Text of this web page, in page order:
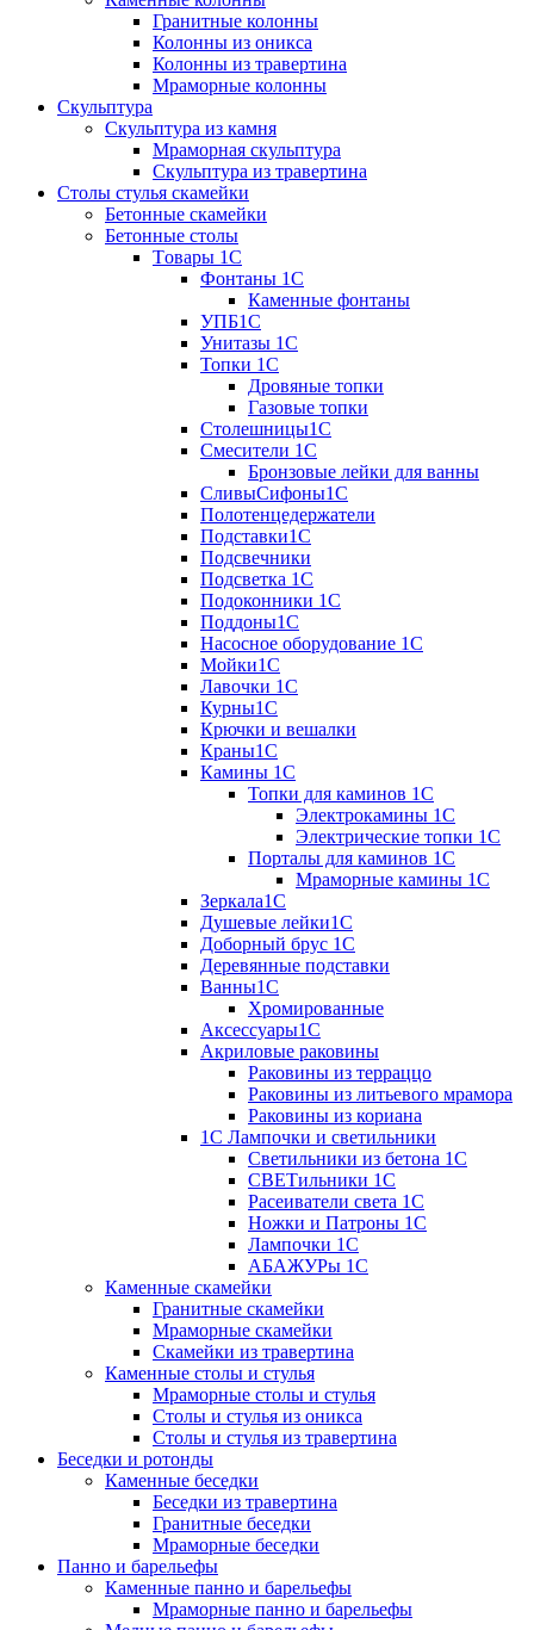
Гранитные колонны
Колонны из оникса
Колонны из травертина
Мраморные колонны
Скульптура
Скульптура из камня
Мраморная скульптура
Скульптура из травертина
Столы стулья скамейки
Бетонные скамейки
Бетонные столы
Tовары 1C
Фонтаны 1C
Каменные фонтаны
УПБ1С
Унитазы 1С
Топки 1С
Дровяные топки
Газовые топки
Столешницы1С
Смесители 1С
Бронзовые лейки для ванны
СливыСифоны1С
Полотенцедержатели
Подставки1С
Подсвечники
Подсветка 1С
Подоконники 1С
Поддоны1С
Насосное оборудование 1С
Мойки1С
Лавочки 1С
Курны1С
Крючки и вешалки
Краны1С
Камины 1C
Топки для каминов 1C
Электрокамины 1С
Электрические топки 1C
Порталы для каминов 1С
Мраморные камины 1C
Зеркала1С
Душевые лейки1С
Доборный брус 1С
Деревянные подставки
Ванны1С
Хромированные
Аксессуары1С
Акриловые раковины
Раковины из терраццо
Раковины из литьевого мрамора
Раковины из кориана
1С Лампочки и светильники
Светильники из бетона 1С
СВЕТильники 1С
Расеиватели света 1С
Ножки и Патроны 1С
Лампочки 1С
АБАЖУРы 1С
Каменные скамейки
Гранитные скамейки
Мраморные скамейки
Скамейки из травертина
Каменные столы и стулья
Мраморные столы и стулья
Столы и стулья из оникса
Столы и стулья из травертина
Беседки и ротонды
Каменные беседки
Беседки из травертина
Гранитные беседки
Мраморные беседки
Панно и барельефы
Каменные панно и барельефы
Мраморные панно и барельефы